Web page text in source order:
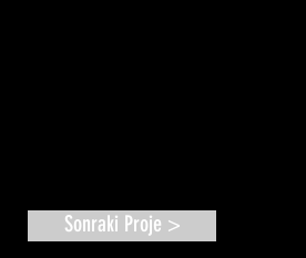
Sonraki Proje >